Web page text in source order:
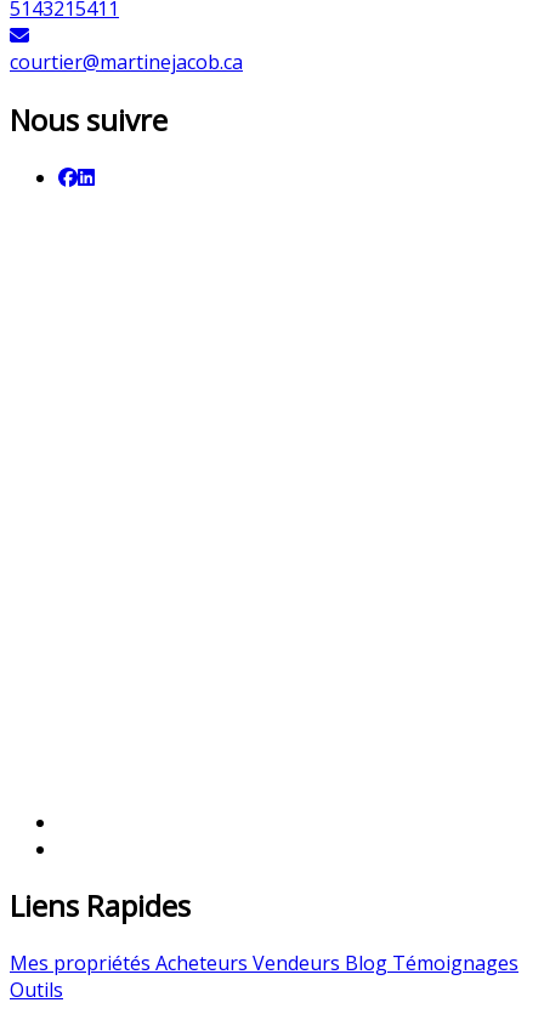
5143215411
courtier@martinejacob.ca
Nous suivre
Liens Rapides
Mes propriétés Acheteurs Vendeurs Blog Témoignages
Outils